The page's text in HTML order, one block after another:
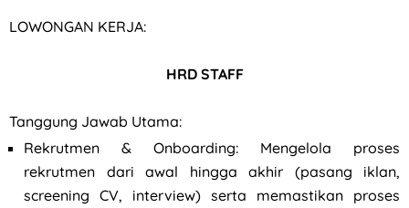
LOWONGAN KERJA:
HRD STAFF
Tanggung Jawab Utama:
Rekrutmen & Onboarding: Mengelola proses
rekrutmen dari awal hingga akhir (pasang iklan,
screening CV, interview) serta memastikan proses